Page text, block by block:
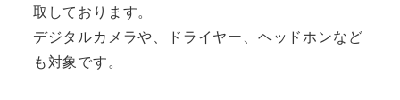
取しております。
デジタルカメラや、ドライヤー、ヘッドホンなど
も対象です。